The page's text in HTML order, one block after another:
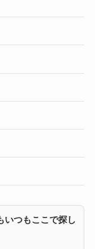
つもここで探し